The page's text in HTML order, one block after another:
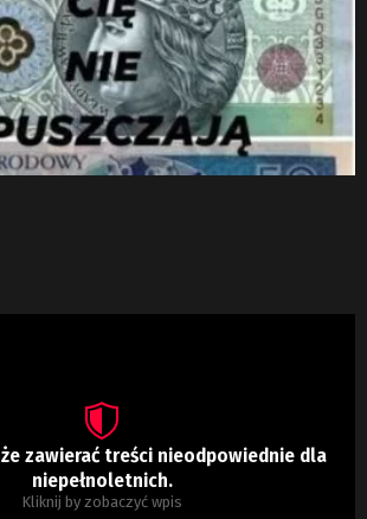
zawierać treści nieodpowiednie dla
niepełnoletnich.
Kliknij by zobaczyć wpis